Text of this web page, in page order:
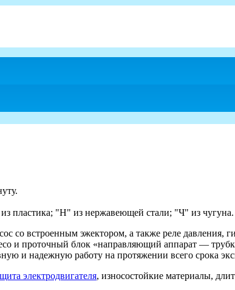
пластика; "Н" из нержавеющей стали; "Ч" из чугуна.
со встроенным эжектором, а также реле давления,
и проточный блок «направляющий аппарат —
и надежную работу на протяжении всего срока
электродвигателя, износостойкие материалы,